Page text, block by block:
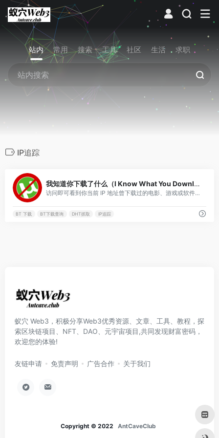
站内 常用 搜索 工具 社区 生活 求职
IP追踪
我知道你下载了什么（I Know What You Download）
访问即可看到你当前 IP 地址曾下载过的电影、游戏或软件列表；也支持输入任意 IP 查询其历史记录。
BT 下载 BT下载查询 DHT抓取 IP追踪
蚁穴 Web3，积极分享Web3优秀资源、文章、工具、教程，探
索区块链项目、NFT、DAO、元宇宙项目,共同发现财富密码，
欢迎您的体验!
友链申请 免责声明 广告合作 关于我们
Copyright © 2022 AntCaveClub